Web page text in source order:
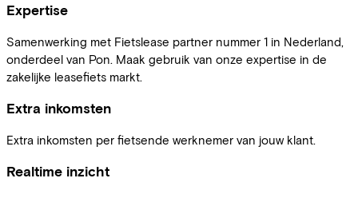
Expertise
Samenwerking met Fietslease partner nummer 1 in Nederland,
onderdeel van Pon. Maak gebruik van onze expertise in de
zakelijke leasefiets markt.
Extra inkomsten
Extra inkomsten per fietsende werknemer van jouw klant.
Realtime inzicht